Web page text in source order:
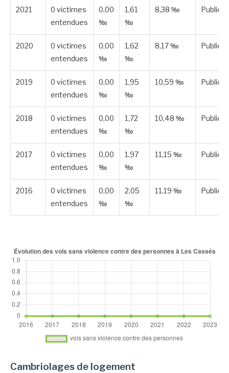
2021
0 victimes
entendues
0,00
‰
1,61
‰
8,38 ‰ Publiée
2020
0 victimes
entendues
0,00
‰
1,62
‰
8,17 ‰ Publiée
2019
0 victimes
entendues
0,00
‰
1,95
‰
10,59 ‰ Publiée
2018
0 victimes
entendues
0,00
‰
1,72
‰
10,48 ‰ Publiée
2017
0 victimes
entendues
0,00
‰
1,97
‰
11,15 ‰ Publiée
2016
0 victimes
entendues
0,00
‰
2,05
‰
11,19 ‰ Publiée
Cambriolages de logement